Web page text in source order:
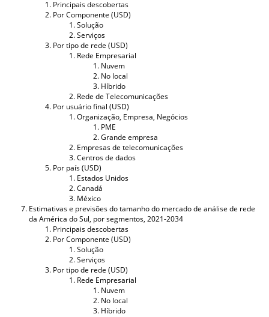
Principais descobertas
Por Componente (USD)
Solução
Serviços
Por tipo de rede (USD)
Rede Empresarial
Nuvem
No local
Híbrido
Rede de Telecomunicações
Por usuário final (USD)
Organização, Empresa, Negócios
PME
Grande empresa
Empresas de telecomunicações
Centros de dados
Por país (USD)
Estados Unidos
Canadá
México
Estimativas e previsões do tamanho do mercado de análise de rede
da América do Sul, por segmentos, 2021-2034
Principais descobertas
Por Componente (USD)
Solução
Serviços
Por tipo de rede (USD)
Rede Empresarial
Nuvem
No local
Híbrido